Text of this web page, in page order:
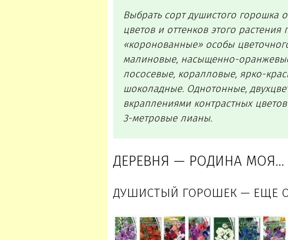
Выбрать сорт душистого горошка
цветов и оттенков этого
«коронованные» особы
малиновые, насыщенно-
лососевые, коралловые, ярко-
шоколадные. Однотонные,
вкраплениями контрастных
3-метровые лианы.
ДЕРЕВНЯ — РОДИНА МОЯ…
ДУШИСТЫЙ ГОРОШЕК — ЕЩЕ